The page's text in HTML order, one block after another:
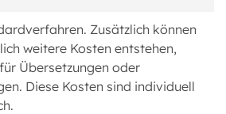
Zusätzlich können
weitere Kosten entstehen,
Übersetzungen oder
Diese Kosten sind individuell